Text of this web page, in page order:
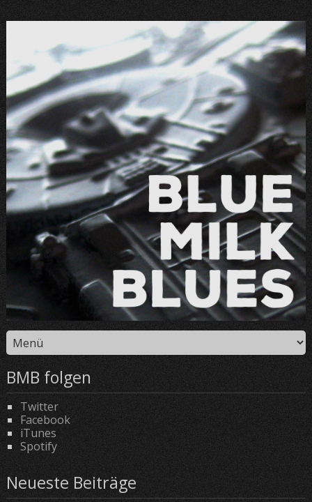
BMB folgen
Twitter
Facebook
iTunes
Spotify
Neueste Beiträge